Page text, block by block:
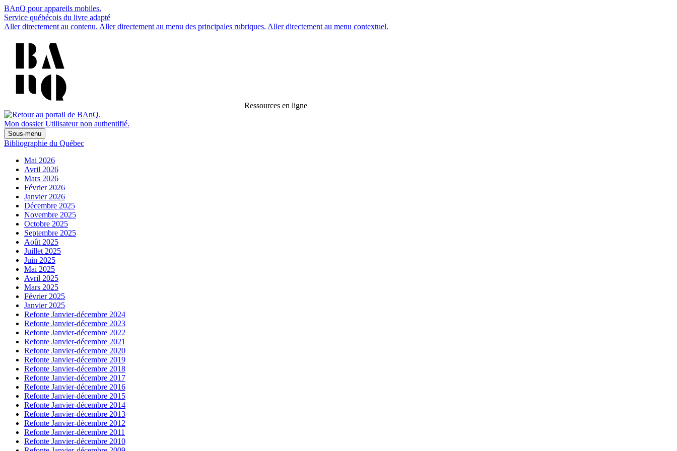
BAnQ pour appareils mobiles.
Service québécois du livre adapté
Aller directement au contenu. Aller directement au menu des principales rubriques. Aller directement au menu contextuel.
Ressources en ligne
Mon dossier Utilisateur non authentifié.
Sous-menu
Bibliographie du Québec
Mai 2026
Avril 2026
Mars 2026
Février 2026
Janvier 2026
Décembre 2025
Novembre 2025
Octobre 2025
Septembre 2025
Août 2025
Juillet 2025
Juin 2025
Mai 2025
Avril 2025
Mars 2025
Février 2025
Janvier 2025
Refonte Janvier-décembre 2024
Refonte Janvier-décembre 2023
Refonte Janvier-décembre 2022
Refonte Janvier-décembre 2021
Refonte Janvier-décembre 2020
Refonte Janvier-décembre 2019
Refonte Janvier-décembre 2018
Refonte Janvier-décembre 2017
Refonte Janvier-décembre 2016
Refonte Janvier-décembre 2015
Refonte Janvier-décembre 2014
Refonte Janvier-décembre 2013
Refonte Janvier-décembre 2012
Refonte Janvier-décembre 2011
Refonte Janvier-décembre 2010